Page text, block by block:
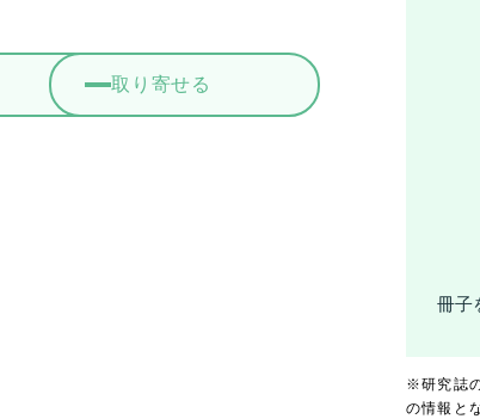
取り寄せる
冊子
※研究誌
の情報と